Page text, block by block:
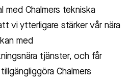
med Chalmers tekniska
vi ytterligare stärker vår nära
med
tjänster, och får
Chalmers